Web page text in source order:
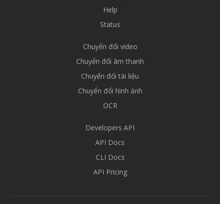
Help
Status
Chuyển đổi video
Chuyển đổi âm thanh
Chuyển đổi tài liệu
Chuyển đổi hình ảnh
OCR
Developers API
API Docs
CLI Docs
API Pricing